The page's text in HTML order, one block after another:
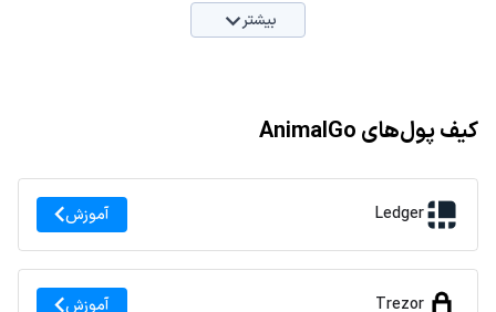
بیشتر
کیف پول‌های AnimalGo
Ledger آموزش
Trezor آموزش